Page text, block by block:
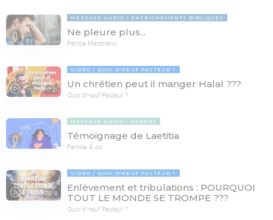
MESSAGE AUDIO ENSEIGNEMENTS BIBLIQUES
Ne pleure plus...
Patrice Martorano
17:21
VIDÉO QUOI D'NEUF PASTEUR ?
Un chrétien peut il manger Halal ???
Quoi d'neuf Pasteur ?
MESSAGE AUDIO PARENT
Témoignage de Laetitia
Famille & co
78:19
VIDÉO QUOI D'NEUF PASTEUR ?
Enlèvement et tribulations : POURQUOI
TOUT LE MONDE SE TROMPE ???
Quoi d'neuf Pasteur ?